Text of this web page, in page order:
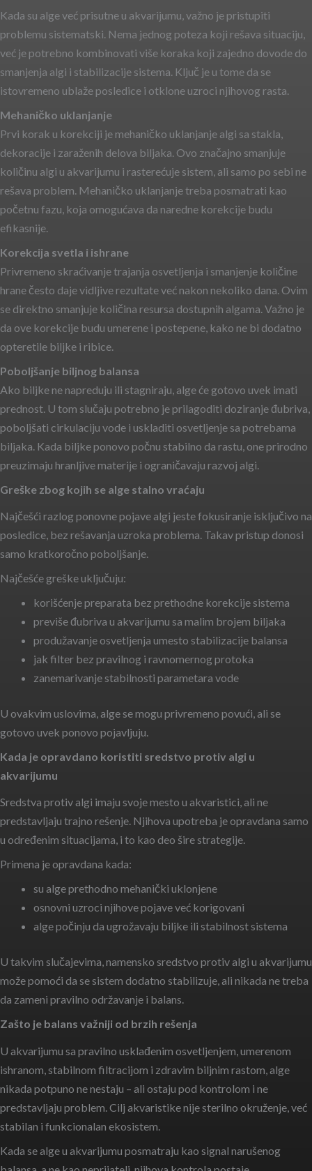
Kada su alge već prisutne u akvarijumu, važno je pristupiti
problemu sistematski. Nema jednog poteza koji rešava situaciju,
već je potrebno kombinovati više koraka koji zajedno dovode do
smanjenja algi i stabilizacije sistema. Ključ je u tome da se
istovremeno ublaže posledice i otklone uzroci njihovog rasta.
Mehaničko uklanjanje
Prvi korak u korekciji je mehaničko uklanjanje algi sa stakla,
dekoracije i zaraženih delova biljaka. Ovo značajno smanjuje
količinu algi u akvarijumu i rasterećuje sistem, ali samo po sebi ne
rešava problem. Mehaničko uklanjanje treba posmatrati kao
početnu fazu, koja omogućava da naredne korekcije budu
efikasnije.
Korekcija svetla i ishrane
Privremeno skraćivanje trajanja osvetljenja i smanjenje količine
hrane često daje vidljive rezultate već nakon nekoliko dana. Ovim
se direktno smanjuje količina resursa dostupnih algama. Važno je
da ove korekcije budu umerene i postepene, kako ne bi dodatno
opteretile biljke i ribice.
Poboljšanje biljnog balansa
Ako biljke ne napreduju ili stagniraju, alge će gotovo uvek imati
prednost. U tom slučaju potrebno je prilagoditi doziranje đubriva,
poboljšati cirkulaciju vode i uskladiti osvetljenje sa potrebama
biljaka. Kada biljke ponovo počnu stabilno da rastu, one prirodno
preuzimaju hranljive materije i ograničavaju razvoj algi.
Greške zbog kojih se alge stalno vraćaju
Najčešći razlog ponovne pojave algi jeste fokusiranje isključivo na
posledice, bez rešavanja uzroka problema. Takav pristup donosi
samo kratkoročno poboljšanje.
Najčešće greške uključuju:
korišćenje preparata bez prethodne korekcije sistema
previše đubriva u akvarijumu sa malim brojem biljaka
produžavanje osvetljenja umesto stabilizacije balansa
jak filter bez pravilnog i ravnomernog protoka
zanemarivanje stabilnosti parametara vode
U ovakvim uslovima, alge se mogu privremeno povući, ali se
gotovo uvek ponovo pojavljuju.
Kada je opravdano koristiti sredstvo protiv algi u
akvarijumu
Sredstva protiv algi imaju svoje mesto u akvaristici, ali ne
predstavljaju trajno rešenje. Njihova upotreba je opravdana samo
u određenim situacijama, i to kao deo šire strategije.
Primena je opravdana kada:
su alge prethodno mehanički uklonjene
osnovni uzroci njihove pojave već korigovani
alge počinju da ugrožavaju biljke ili stabilnost sistema
U takvim slučajevima, namensko sredstvo protiv algi u akvarijumu
može pomoći da se sistem dodatno stabilizuje, ali nikada ne treba
da zameni pravilno održavanje i balans.
Zašto je balans važniji od brzih rešenja
U akvarijumu sa pravilno usklađenim osvetljenjem, umerenom
ishranom, stabilnom filtracijom i zdravim biljnim rastom, alge
nikada potpuno ne nestaju – ali ostaju pod kontrolom i ne
predstavljaju problem. Cilj akvaristike nije sterilno okruženje, već
stabilan i funkcionalan ekosistem.
Kada se alge u akvarijumu posmatraju kao signal narušenog